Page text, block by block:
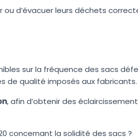
ou d’évacuer leurs déchets
sur la fréquence des sacs
de qualité imposés aux fabricants.
, afin d’obtenir des
concernant la solidité des sacs ?